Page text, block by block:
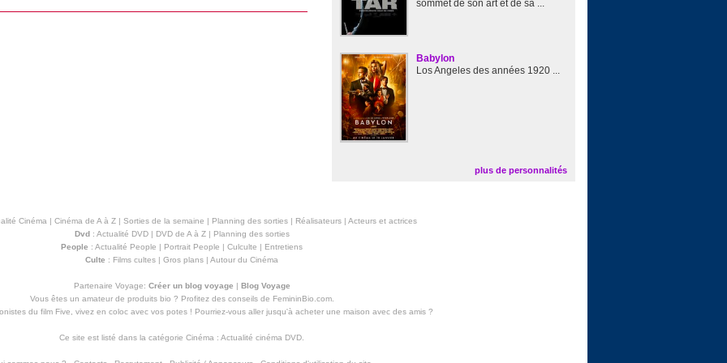
sommet de son art et de sa ...
Babylon
Los Angeles des années 1920 ...
plus de personnalités
Cinéma | Cinéma de A à Z| Sorties de la semaine | Planning des sorties| Réalisateurs| Acteurs et actrices
Dvd: Actualité DVD| DVD de A à Z| Planning des sorties
People : Actualité People | Portrait People | Culculte | Entretiens
Culte : Films cultes | Gros plans | Autour du Cinéma
Partenaire Voyage: Créer un blog voyage | Blog Voyage
Vous êtes un amateur de produits bio ? Profitez des conseils de FemininBio.com.
du film Five, vivez en coloc avec vos potes ! Pourriez-vous aller jusqu'à acheter une maison avec des amis?
Ce site est listé dans la catégorie Cinéma : Actualité cinéma DVD